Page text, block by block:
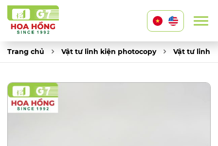
Trang chủ Vật tư linh kiện photocopy Vật tư linh